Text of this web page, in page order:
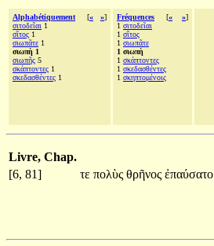
Alphabétiquement [« »]
σιτοδεῖαι 1
σῖτος 1
σιωπᾶτε 1
σιωπὴ 1
σιωπῆς 5
σκάπτοντες 1
σκεδασθέντες 1
Fréquences [« »]
1 σιτοδεῖαι
1 σῖτος
1 σιωπᾶτε
1 σιωπὴ
1 σκάπτοντες
1 σκεδασθέντες
1 σκηπτομένοις
Livre, Chap.
[6, 81]
τε πολὺς θρῆνος ἐπαύσατο